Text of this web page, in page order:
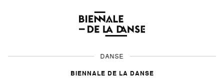
DANSE
BIENNALE DE LA DANSE